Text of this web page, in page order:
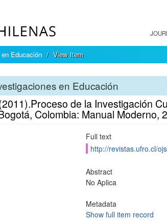
Educación View Item
en Educación
de la Investigación
Colombia: Manual Moderno,
Full text
http://revistas.ufro.cl/
Abstract
No Aplica
Metadata
Show full item record